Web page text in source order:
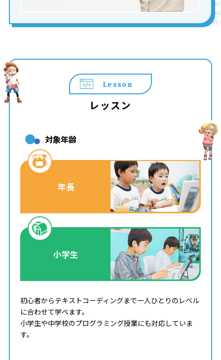
Lesson
レッスン
対象年齢
年長
小学生
初心者からテキストコーディングまで一人ひとりのレベル
に合わせて学べます。
小学生や中学校のプログラミング授業にも対応していま
す。